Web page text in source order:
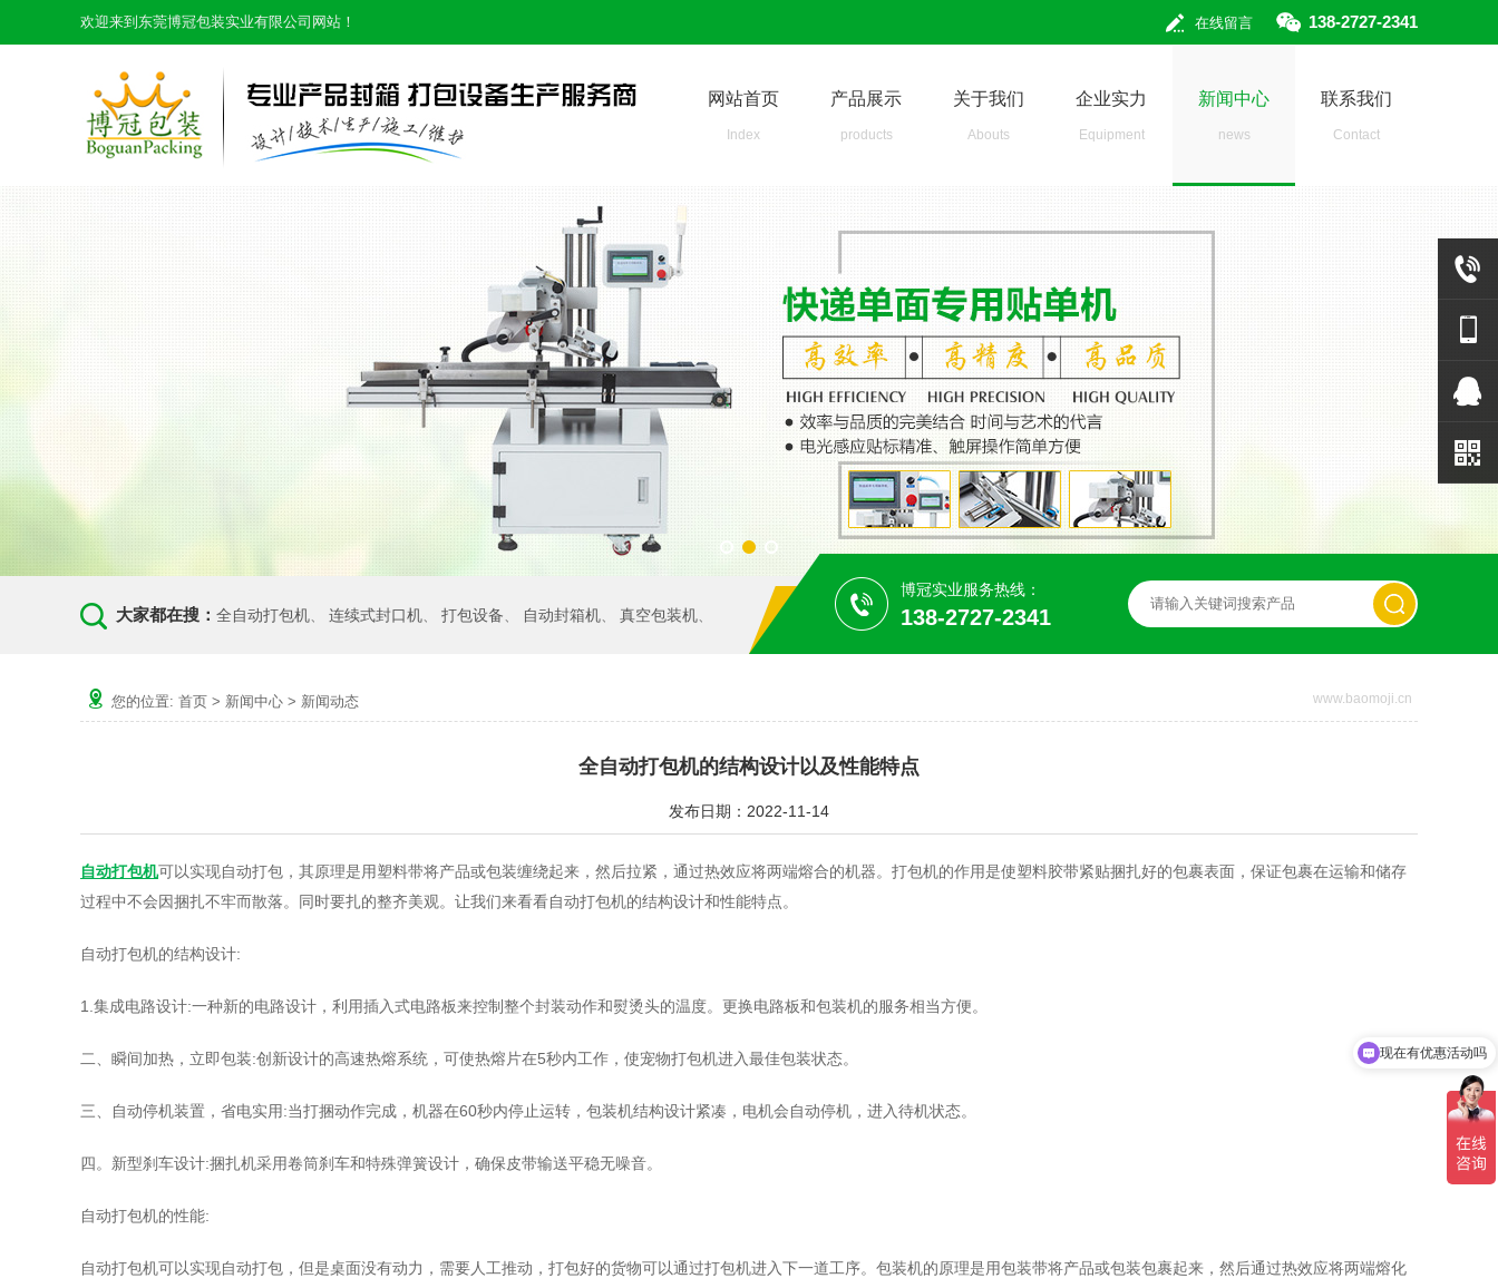
欢迎来到东莞博冠包装实业有限公司网站！ 在线留言 138-2727-2341
网站首页
Index
产品展示
products
关于我们
Abouts
企业实力
Equipment
新闻中心
news
联系我们
Contact
大家都在搜： 全自动打包机、 连续式封口机、 打包设备、 自动封箱机、 真空包装机、
博冠实业服务热线：
138-2727-2341
您的位置: 首页 > 新闻中心 > 新闻动态 www.baomoji.cn
全自动打包机的结构设计以及性能特点
发布日期：2022-11-14
自动打包机可以实现自动打包，其原理是用塑料带将产品或包装缠绕起来，然后拉紧，通过热效应将两端熔合的机器。打包机的作用是使塑料胶带紧贴捆扎好的包裹表面，保证包裹在运输和储存
过程中不会因捆扎不牢而散落。同时要扎的整齐美观。让我们来看看自动打包机的结构设计和性能特点。
自动打包机的结构设计:
1.集成电路设计:一种新的电路设计，利用插入式电路板来控制整个封装动作和熨烫头的温度。更换电路板和包装机的服务相当方便。
二、瞬间加热，立即包装:创新设计的高速热熔系统，可使热熔片在5秒内工作，使宠物打包机进入最佳包装状态。
三、自动停机装置，省电实用:当打捆动作完成，机器在60秒内停止运转，包装机结构设计紧凑，电机会自动停机，进入待机状态。
四。新型刹车设计:捆扎机采用卷筒刹车和特殊弹簧设计，确保皮带输送平稳无噪音。
自动打包机的性能:
自动打包机可以实现自动打包，但是桌面没有动力，需要人工推动，打包好的货物可以通过打包机进入下一道工序。包装机的原理是用包装带将产品或包装包裹起来，然后通过热效应将两端熔化
可以介绍下你们的产品么
现在有优惠活动吗